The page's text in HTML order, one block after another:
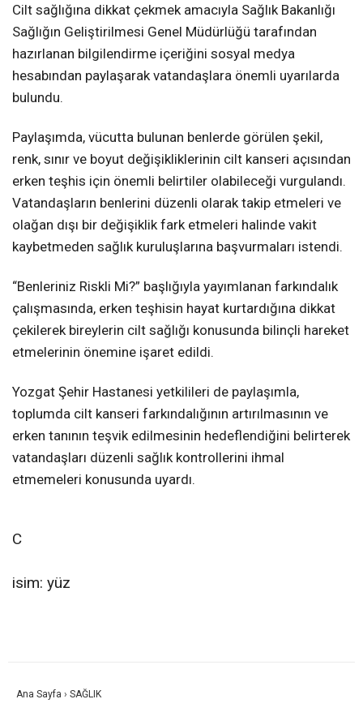
Cilt sağlığına dikkat çekmek amacıyla Sağlık Bakanlığı
Sağlığın Geliştirilmesi Genel Müdürlüğü tarafından
hazırlanan bilgilendirme içeriğini sosyal medya
hesabından paylaşarak vatandaşlara önemli uyarılarda
bulundu.
Paylaşımda, vücutta bulunan benlerde görülen şekil,
renk, sınır ve boyut değişikliklerinin cilt kanseri açısından
erken teşhis için önemli belirtiler olabileceği vurgulandı.
Vatandaşların benlerini düzenli olarak takip etmeleri ve
olağan dışı bir değişiklik fark etmeleri halinde vakit
kaybetmeden sağlık kuruluşlarına başvurmaları istendi.
“Benleriniz Riskli Mi?” başlığıyla yayımlanan farkındalık
çalışmasında, erken teşhisin hayat kurtardığına dikkat
çekilerek bireylerin cilt sağlığı konusunda bilinçli hareket
etmelerinin önemine işaret edildi.
Yozgat Şehir Hastanesi yetkilileri de paylaşımla,
toplumda cilt kanseri farkındalığının artırılmasının ve
erken tanının teşvik edilmesinin hedeflendiğini belirterek
vatandaşları düzenli sağlık kontrollerini ihmal
etmemeleri konusunda uyardı.
C
isim: yüz
Ana Sayfa › SAĞLIK